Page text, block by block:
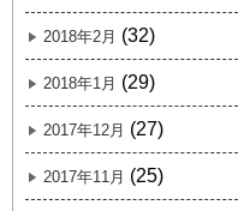
2018年2月 (32)
2018年1月 (29)
2017年12月 (27)
2017年11月 (25)